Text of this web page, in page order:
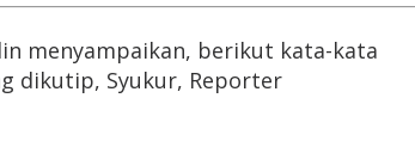
menyampaikan, berikut kata-kata
dikutip, Syukur, Reporter